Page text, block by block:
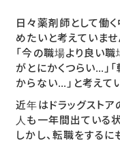
日々薬剤師として働
めたいと考えていま
「今の職場より良い
がとにかくつらい…」
からない…」と考えて
近年はドラッグスト
人も一年間出ている
しかし、転職をする